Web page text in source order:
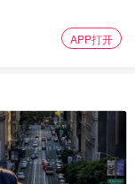
APP打开